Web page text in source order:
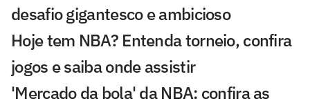
desafio gigantesco e ambicioso
Hoje tem NBA? Entenda torneio, confira
jogos e saiba onde assistir
'Mercado da bola' da NBA: confira as